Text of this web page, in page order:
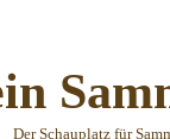
Der Schauplatz für